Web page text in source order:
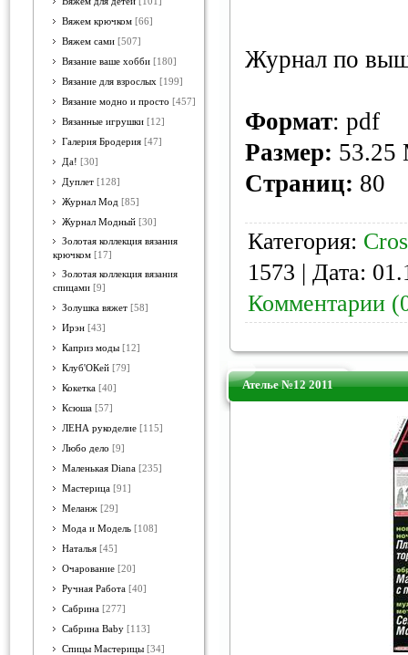
Вяжем крючком [66]
Вяжем сами [507]
Вязание ваше хобби [180]
Вязание для взрослых [199]
Вязание модно и просто [457]
Вязанные игрушки [12]
Галерия Бродерия [47]
Да! [30]
Дуплет [128]
Журнал Мод [85]
Журнал Модный [30]
Золотая коллекция вязания
крючком [17]
Золотая коллекция вязания
спицами [9]
Золушка вяжет [58]
Ирэн [43]
Каприз моды [12]
Клуб'ОКей [79]
Кокетка [40]
Ксюша [57]
ЛЕНА рукоделие [115]
Любо дело [9]
Маленькая Diana [235]
Мастерица [91]
Меланж [29]
Мода и Модель [108]
Наталья [45]
Очарование [20]
Ручная Работа [40]
Сабрина [277]
Сабрина Baby [113]
Спицы Мастерицы [34]
Журнал по
Формат: pdf
Размер: 53.25
Страниц: 80
Категория:
1573 | Дата:
Комментарии
Ателье №12 2011